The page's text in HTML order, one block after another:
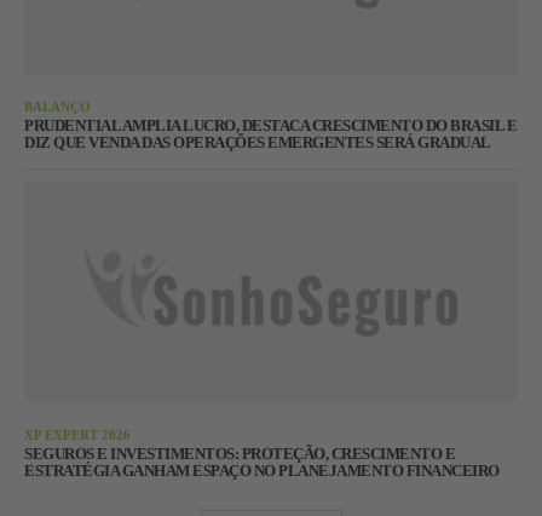
BALANÇO
PRUDENTIAL AMPLIA LUCRO, DESTACA CRESCIMENTO DO BRASIL E
DIZ QUE VENDA DAS OPERAÇÕES EMERGENTES SERÁ GRADUAL
XP EXPERT 2026
SEGUROS E INVESTIMENTOS: PROTEÇÃO, CRESCIMENTO E
ESTRATÉGIA GANHAM ESPAÇO NO PLANEJAMENTO FINANCEIRO